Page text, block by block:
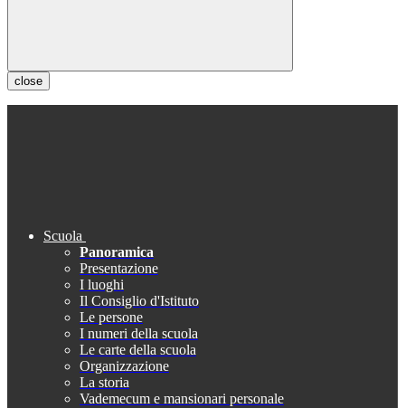
close
Scuola
Panoramica
Presentazione
I luoghi
Il Consiglio d'Istituto
Le persone
I numeri della scuola
Le carte della scuola
Organizzazione
La storia
Vademecum e mansionari personale